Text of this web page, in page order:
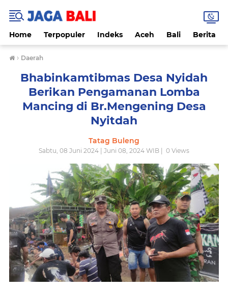
Home Terpopuler Indeks Aceh Bali Berita
› Daerah
Bhabinkamtibmas Desa Nyidah
Berikan Pengamanan Lomba
Mancing di Br.Mengening Desa
Nyitdah
Tatag Buleng
Sabtu, 08 Juni 2024 | Juni 08, 2024 WIB | 0 Views